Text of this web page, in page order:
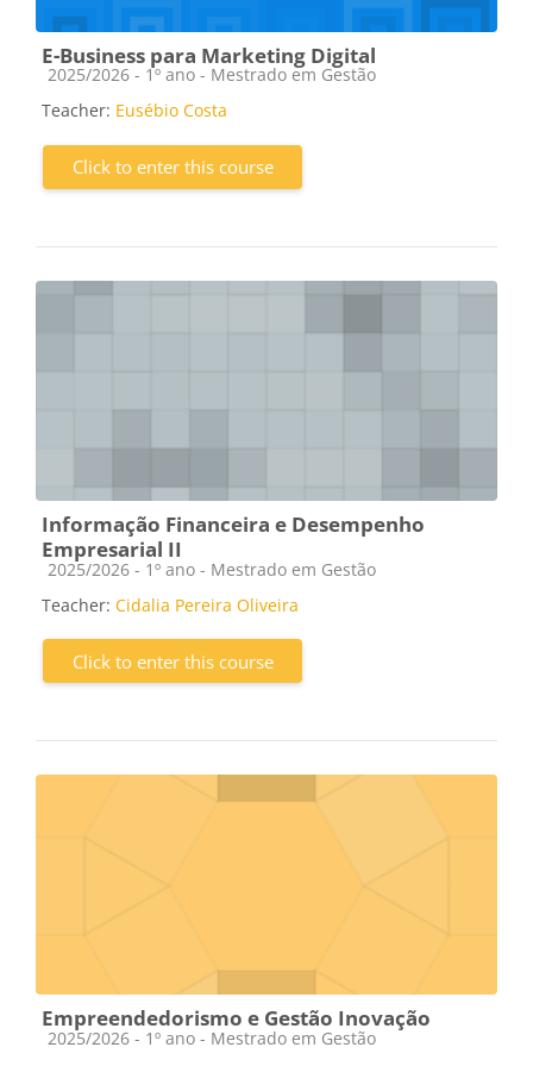
E-Business para Marketing Digital
Course category
2025/2026 - 1º ano - Mestrado em Gestão
Teacher: Eusébio Costa
Click to enter this course
Informação Financeira e Desempenho
Empresarial II
Course category
2025/2026 - 1º ano - Mestrado em Gestão
Teacher: Cidalia Pereira Oliveira
Click to enter this course
Empreendedorismo e Gestão Inovação
Course category
2025/2026 - 1º ano - Mestrado em Gestão